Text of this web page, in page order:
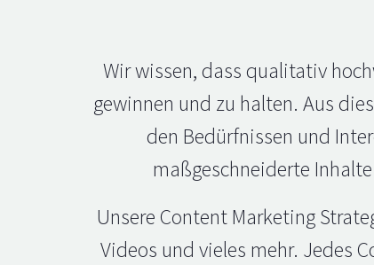
Wir wissen, dass qualitativ
gewinnen und zu halten. Aus
den Bedürfnissen und
maßgeschneiderte
Unsere Content Marketing
Videos und vieles mehr. Jedes